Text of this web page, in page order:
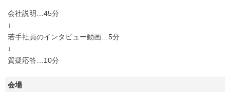
会社説明…45分
↓
若手社員のインタビュー動画…5分
↓
質疑応答…10分
会場